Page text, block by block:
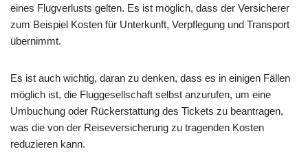
eines Flugverlusts gelten. Es ist möglich, dass der Versicherer
zum Beispiel Kosten für Unterkunft, Verpflegung und Transport
übernimmt.
Es ist auch wichtig, daran zu denken, dass es in einigen Fällen
möglich ist, die Fluggesellschaft selbst anzurufen, um eine
Umbuchung oder Rückerstattung des Tickets zu beantragen,
was die von der Reiseversicherung zu tragenden Kosten
reduzieren kann.